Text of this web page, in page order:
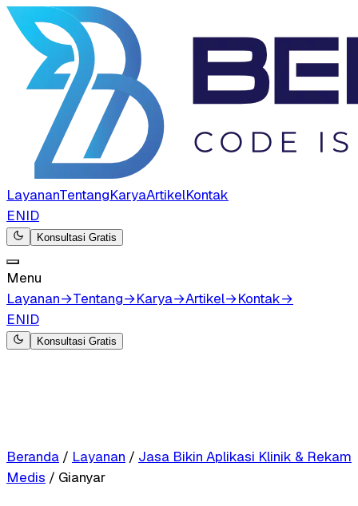
LayananTentangKaryaArtikelKontak
ENID
Konsultasi Gratis
Menu
Layanan→Tentang→Karya→Artikel→Kontak→
ENID
Konsultasi Gratis
Beranda / Layanan / Jasa Bikin Aplikasi Klinik & Rekam
Medis / Gianyar